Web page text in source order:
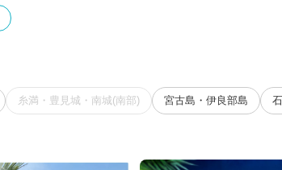
糸満・豊見城・南城(南部) 宮古島・伊良部島